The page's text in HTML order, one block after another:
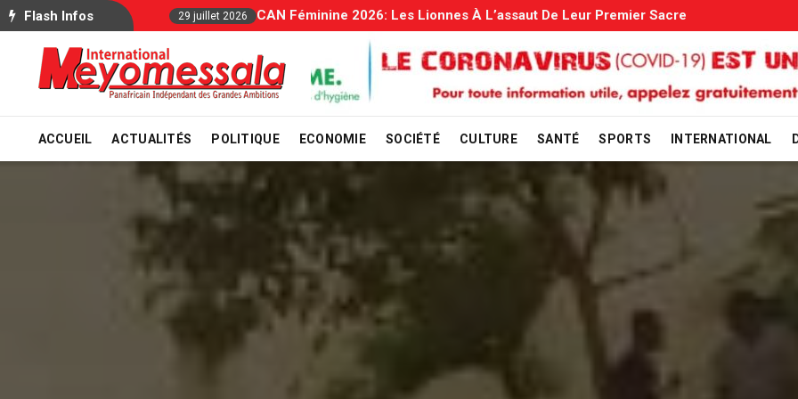
ACCUEIL ACTUALITÉS POLITIQUE ECONOMIE SOCIÉTÉ CULTURE SANTÉ SPORTS INTERNATIONAL
Flash Infos 29 juillet 2026 Allocations Familiales: Le Gouvernement Entame La Vérification